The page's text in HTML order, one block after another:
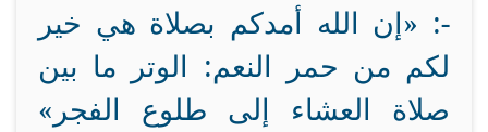
-: «إن الله أمدكم بصلاة هي خير
لكم من حمر النعم: الوتر ما بين
صلاة العشاء إلى طلوع الفجر»